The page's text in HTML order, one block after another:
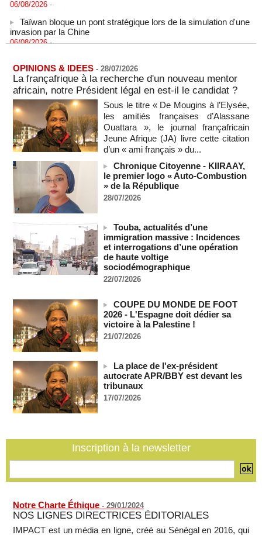
invasion par la Chine
06/08/2026 -
06/08/2026 -
Soudan du Sud : Les avocats de Riek Machar sollicitent un
accès à leur client avant la prochaine audience
06/08/2026 -
France-Algérie: l'affaire Mehdi Laribi relance la coopération
policière contre le narcotrafic
06/08/2026 -
Guinée : l'absence du président Doumbouya ravive les
tensions politiques
06/08/2026 -
Bénin: le nouveau Sénat élit son premier président
06/08/2026 -
La Centrafrique et le Cameroun apaisent les tensions après
un incident frontalier
06/08/2026 -
Vu & Lu sur X - Donald Trump dans le piège à milliards de la
Urbanisation rapide - Le délégué de quartier face aux défis
d'une banlieue durable
06/08/2026 -
Cameroun : des migrants expulsés des États-Unis
saisissent la justice pour contester l'accord migratoire avec
Washington
06/08/2026 -
La Russie dénonce une « persécution politique » après
l'expulsion de la chroniqueuse Xenia Fedorova par la France
06/08/2026 -
solutions
OPINIONS & IDEES - 28/07/2026
La françafrique à la recherche d'un nouveau mentor
africain, notre Président légal en est-il le candidat ?
Sous le titre « De Mougins à l’Elysée,
les amitiés françaises d’Alassane
Ouattara », le journal françafricain
Jeune Afrique (JA) livre cette citation
d’un « ami français » du...
Chronique Citoyenne - KIIRAAY,
le premier logo « Auto-Combustion
» de la République
28/07/2026
Touba, actualités d’une
immigration massive : Incidences
et interrogations d’une opération
de haute voltige
sociodémographique
22/07/2026
COUPE DU MONDE DE FOOT
2026 - L'Espagne doit dédier sa
victoire à la Palestine !
21/07/2026
La place de l'ex-président
autocrate APR/BBY est devant les
tribunaux
17/07/2026
Inscription à la newsletter
Notre Charte Éthique - 29/01/2024
NOS LIGNES DIRECTRICES ÉDITORIALES
IMPACT est un média en ligne, créé au Sénégal en 2016, qui